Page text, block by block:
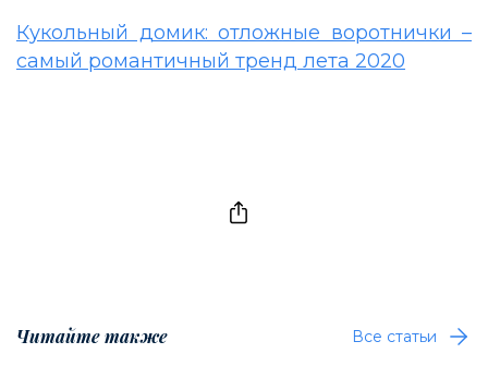
Кукольный домик: отложные воротнички –
самый романтичный тренд лета 2020
Читайте также Все статьи